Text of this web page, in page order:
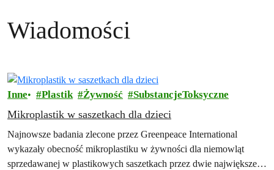
Wiadomości
Inne Plastik Żywność SubstancjeToksyczne
Mikroplastik w saszetkach dla dzieci
Najnowsze badania zlecone przez Greenpeace International
wykazały obecność mikroplastiku w żywności dla niemowląt
sprzedawanej w plastikowych saszetkach przez dwie największe